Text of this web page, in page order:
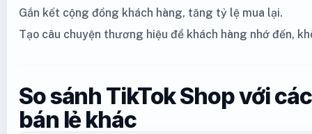
Gắn kết cộng đồng khách hàng, tăng tỷ lệ mua lại.
Tạo câu chuyện thương hiệu để khách hàng nhớ đến,
So sánh TikTok Shop với
bán lẻ khác